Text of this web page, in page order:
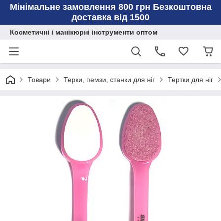
Мінімальне замовлення 800 грн Безкоштовна
доставка від 1500
Косметичні і манікюрні інструменти оптом
Товари Терки, пемзи, станки для ніг Тертки для ніг